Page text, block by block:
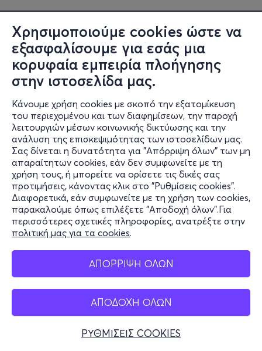
Χρησιμοποιούμε cookies ώστε να
εξασφαλίσουμε για εσάς μια
κορυφαία εμπειρία πλοήγησης
στην ιστοσελίδα μας.
Κάνουμε χρήση cookies με σκοπό την εξατομίκευση
του περιεχομένου και των διαφημίσεων, την παροχή
λειτουργιών μέσων κοινωνικής δικτύωσης και την
ανάλυση της επισκεψιμότητας των ιστοσελίδων μας.
Σας δίνεται η δυνατότητα για "Απόρριψη όλων" των μη
απαραίτητων cookies, εάν δεν συμφωνείτε με τη
χρήση τους, ή μπορείτε να ορίσετε τις δικές σας
προτιμήσεις, κάνοντας κλικ στο "Ρυθμίσεις cookies".
Διαφορετικά, εάν συμφωνείτε με τη χρήση των cookies,
παρακαλούμε όπως επιλέξετε "Αποδοχή όλων".Για
περισσότερες σχετικές πληροφορίες, ανατρέξτε στην
πολιτική μας για τα cookies.
ΑΠΟΡΡΙΨΗ ΟΛΩΝ
ΑΠΟΔΟΧΗ ΟΛΩΝ
ΡΥΘΜΙΣΕΙΣ COOKIES